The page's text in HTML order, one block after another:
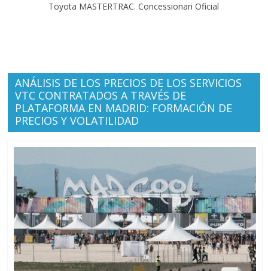
Toyota MASTERTRAC. Concessionari Oficial
ANÁLISIS DE LOS PRECIOS DE LOS SERVICIOS
VTC CONTRATADOS A TRAVÉS DE
PLATAFORMA EN MADRID: FORMACIÓN DE
PRECIOS Y VOLATILIDAD